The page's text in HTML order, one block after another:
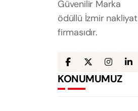
Güvenilir Marka
ödüllü İzmir nakliyat
firmasıdır.
KONUMUMUZ